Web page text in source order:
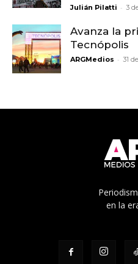
Julián Pilatti - 3
Avanza la
Tecnópolis
ARGMedios - 31
en la